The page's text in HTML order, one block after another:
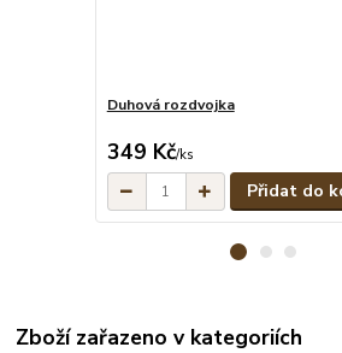
Duhová rozdvojka
349 Kč/ks
Přidat do
Zboží zařazeno v kategoriích